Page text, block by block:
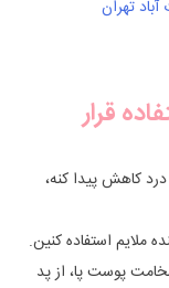
تهران
قرار
کاهش پیدا کنه،
ملایم استفاده کنین.
پوست پا، از پد